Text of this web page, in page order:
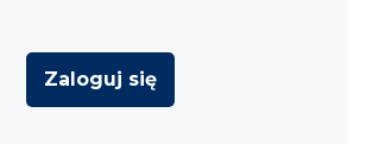
Zaloguj się